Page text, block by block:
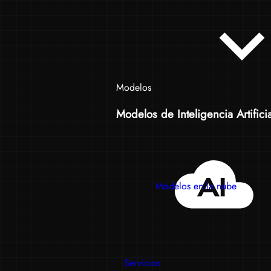
Modelos
Modelos de Inteligencia
Modelos en la nube
Servicios